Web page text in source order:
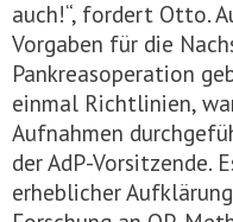
auch!“, fordert Otto.
Vorgaben für die
Pankreasoperation
einmal Richtlinien,
Aufnahmen
der AdP-Vorsitzende.
erheblicher